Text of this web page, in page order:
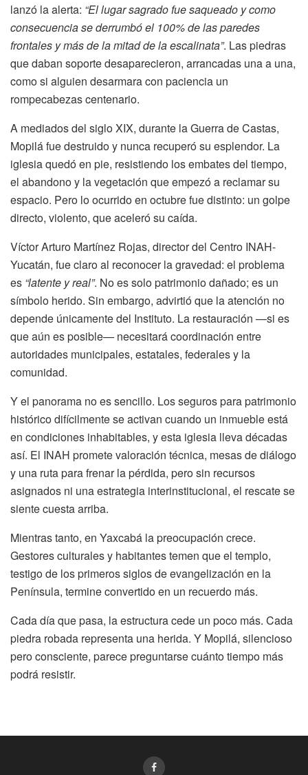
lanzó la alerta: “El lugar sagrado fue saqueado y como
consecuencia se derrumbó el 100% de las paredes
frontales y más de la mitad de la escalinata”. Las piedras
que daban soporte desaparecieron, arrancadas una a una,
como si alguien desarmara con paciencia un
rompecabezas centenario.
A mediados del siglo XIX, durante la Guerra de Castas,
Mopilá fue destruido y nunca recuperó su esplendor. La
iglesia quedó en pie, resistiendo los embates del tiempo,
el abandono y la vegetación que empezó a reclamar su
espacio. Pero lo ocurrido en octubre fue distinto: un golpe
directo, violento, que aceleró su caída.
Víctor Arturo Martínez Rojas, director del Centro INAH-
Yucatán, fue claro al reconocer la gravedad: el problema
es “latente y real”. No es solo patrimonio dañado; es un
símbolo herido. Sin embargo, advirtió que la atención no
depende únicamente del Instituto. La restauración —si es
que aún es posible— necesitará coordinación entre
autoridades municipales, estatales, federales y la
comunidad.
Y el panorama no es sencillo. Los seguros para patrimonio
histórico difícilmente se activan cuando un inmueble está
en condiciones inhabitables, y esta iglesia lleva décadas
así. El INAH promete valoración técnica, mesas de diálogo
y una ruta para frenar la pérdida, pero sin recursos
asignados ni una estrategia interinstitucional, el rescate se
siente cuesta arriba.
Mientras tanto, en Yaxcabá la preocupación crece.
Gestores culturales y habitantes temen que el templo,
testigo de los primeros siglos de evangelización en la
Península, termine convertido en un recuerdo más.
Cada día que pasa, la estructura cede un poco más. Cada
piedra robada representa una herida. Y Mopilá, silencioso
pero consciente, parece preguntarse cuánto tiempo más
podrá resistir.